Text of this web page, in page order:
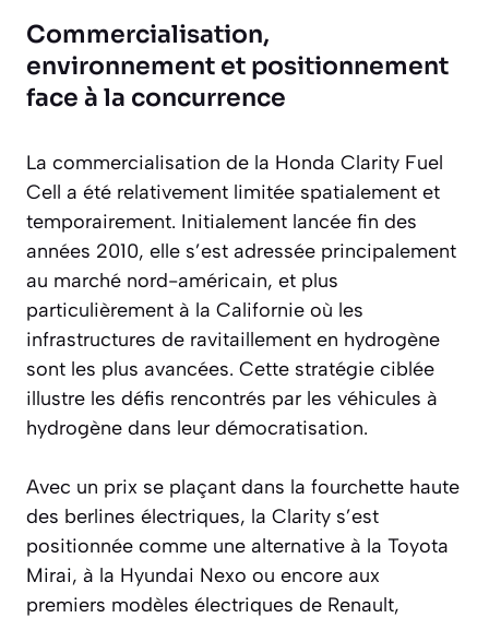
Commercialisation,
environnement et positionnement
face à la concurrence
La commercialisation de la Honda Clarity Fuel
Cell a été relativement limitée spatialement et
temporairement. Initialement lancée fin des
années 2010, elle s’est adressée principalement
au marché nord-américain, et plus
particulièrement à la Californie où les
infrastructures de ravitaillement en hydrogène
sont les plus avancées. Cette stratégie ciblée
illustre les défis rencontrés par les véhicules à
hydrogène dans leur démocratisation.
Avec un prix se plaçant dans la fourchette haute
des berlines électriques, la Clarity s’est
positionnée comme une alternative à la Toyota
Mirai, à la Hyundai Nexo ou encore aux
premiers modèles électriques de Renault,